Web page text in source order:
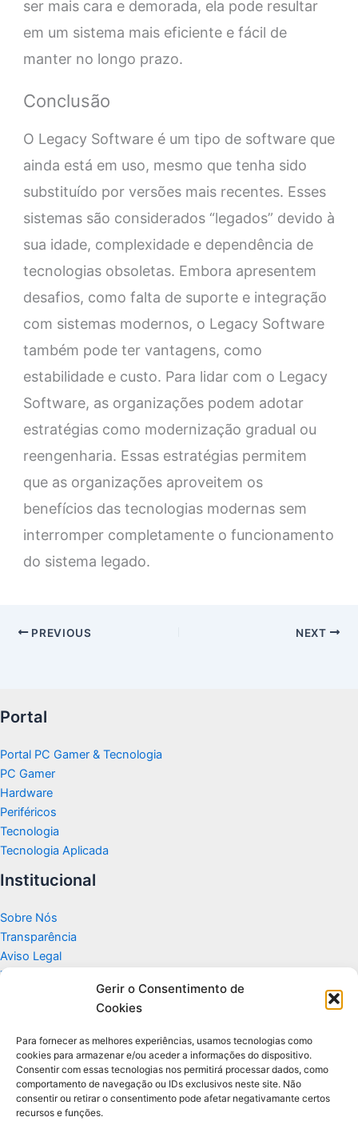
Gerir o Consentimento de
Cookies
Para fornecer as melhores experiências, usamos tecnologias como
cookies para armazenar e/ou aceder a informações do dispositivo.
Consentir com essas tecnologias nos permitirá processar dados, como
comportamento de navegação ou IDs exclusivos neste site. Não
consentir ou retirar o consentimento pode afetar negativamante certos
recursos e funções.
ser mais cara e demorada, ela pode resultar
em um sistema mais eficiente e fácil de
manter no longo prazo.
Conclusão
O Legacy Software é um tipo de software que
ainda está em uso, mesmo que tenha sido
substituído por versões mais recentes. Esses
sistemas são considerados “legados” devido à
sua idade, complexidade e dependência de
tecnologias obsoletas. Embora apresentem
desafios, como falta de suporte e integração
com sistemas modernos, o Legacy Software
também pode ter vantagens, como
estabilidade e custo. Para lidar com o Legacy
Software, as organizações podem adotar
estratégias como modernização gradual ou
reengenharia. Essas estratégias permitem
que as organizações aproveitem os
benefícios das tecnologias modernas sem
interromper completamente o funcionamento
do sistema legado.
PREVIOUS NEXT
Portal
Portal PC Gamer & Tecnologia
PC Gamer
Hardware
Periféricos
Tecnologia
Tecnologia Aplicada
Institucional
Sobre Nós
Transparência
Aviso Legal
Termos de Uso
Politicas de Privacidade e Cookies
Apoio
Glossário de Tecnologia
Portal editorial independente sobre tecnologia, PC Gamer e guias